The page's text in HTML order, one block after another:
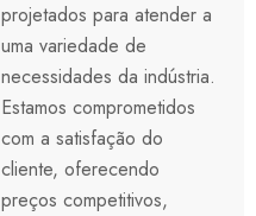
projetados para atender a
uma variedade de
necessidades da indústria.
Estamos comprometidos
com a satisfação do
cliente, oferecendo
preços competitivos,